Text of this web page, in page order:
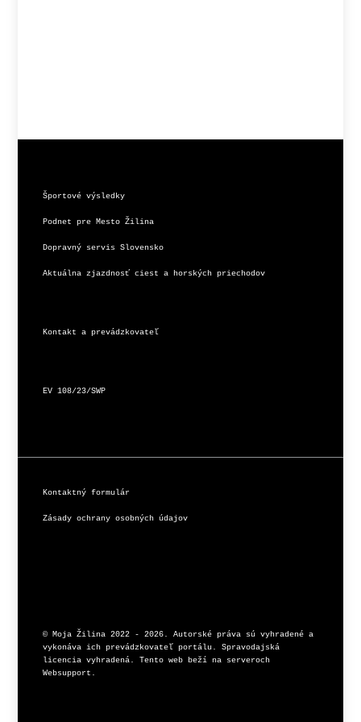
Športové výsledky
Podnet pre Mesto Žilina
Dopravný servis Slovensko
Aktuálna zjazdnosť ciest a horských priechodov
Kontakt a prevádzkovateľ
EV 108/23/SWP
Kontaktný formulár
Zásady ochrany osobných údajov
© Moja Žilina 2022 - 2026. Autorské práva sú vyhradené a
vykonáva ich prevádzkovateľ portálu. Spravodajská
licencia vyhradená. Tento web beží na serveroch